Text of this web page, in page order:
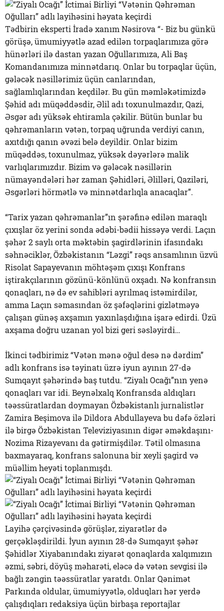
Tədbirin eksperti İradə xanım Nəsirova “- Biz bu günkü
görüşə, ümumiyyətlə azad edilən torpaqlarımıza görə
hünərləri ilə dastan yazan Oğullarımıza, Ali Baş
Komandanımıza minnətdarıq. Onlar bu torpaqlar üçün,
gələcək nəsillərimiz üçün canlarından,
sağlamlıqlarından keçdilər. Bu gün məmləkətimizdə
Şəhid adı müqəddəsdir, Əlil adı toxunulmazdır, Qazi,
Əsgər adı yüksək ehtiramla çəkilir. Bütün bunlar bu
qəhrəmanların vətən, torpaq uğrunda verdiyi canın,
axıtdığı qanın əvəzi belə deyildir. Onlar bizim
müqəddəs, toxunulmaz, yüksək dəyərlərə malik
varlıqlarımızdır. Bizim və gələcək nəsillərin
nümayəndələri hər zaman Şəhidləri, Əlilləri, Qaziləri,
Əsgərləri hörmətlə və minnətdarlıqla anacaqlar”.
“Tarix yazan qəhrəmanlar”ın şərəfinə edilən maraqlı
çıxışlar öz yerini sonda ədəbi-bədii hissəyə verdi. Laçın
şəhər 2 saylı orta məktəbin şagirdlərinin ifasındakı
səhnəciklər, Özbəkistanın “Ləzgi” rəqs ansamlının üzvü
Risolat Sapayevanın möhtəşəm çıxışı Konfrans
iştirakçılarının gözünü-könlünü oxşadı. Nə konfransın
qonaqları, nə də ev sahibləri ayrılmaq istəmirdilər,
amma Laçın səmasından öz şəfəqlərini gizlətməyə
çalışan günəş axşamın yaxınlaşdığına işarə edirdi. Üzü
axşama doğru uzanan yol bizi geri səsləyirdi…
İkinci tədbirimiz “Vətən mənə oğul desə nə dərdim”
adlı konfrans isə təyinatı üzrə iyun ayının 27-də
Sumqayıt şəhərində baş tutdu. “Ziyalı Ocağı”nın yenə
qonaqları var idi. Beynəlxalq Konfransda aldıqları
təəssüratlardan doymayan Özbəkistanlı jurnalistlər
Zamira Beşimova ilə Dildora Abdullayeva bu dəfə özləri
ilə birgə Özbəkistan Televiziyasının digər əməkdaşını-
Nozima Rizayevanı da gətirmişdilər. Tətil olmasına
baxmayaraq, konfrans salonuna bir xeyli şagird və
müəllim heyəti toplanmışdı.
Layihə çərçivəsində görüşlər, ziyarətlər də
gerçəkləşdirildi. İyun ayının 28-də Sumqayıt şəhər
Şəhidlər Xiyabanındakı ziyarət qonaqlarda xalqımızın
əzmi, səbri, döyüş məharəti, eləcə də vətən sevgisi ilə
bağlı zəngin təəssüratlar yaratdı. Onlar Qənimət
Parkında oldular, ümumiyyətlə, olduqları hər yerdə
çalışdıqları redaksiya üçün birbaşa reportajlar